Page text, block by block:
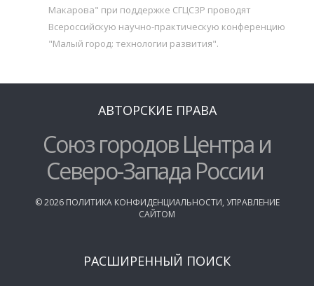
Макарова" при поддержке СГЦСЗР проводят
Всероссийскую научно-практическую конференцию
"Малый город: технологии развития".
АВТОРСКИЕ ПРАВА
Союз городов Центра и
Северо-Запада России
©2026 ПОЛИТИКА КОНФИДЕНЦИАЛЬНОСТИ, УПРАВЛЕНИЕ
САЙТОМ
РАСШИРЕННЫЙ ПОИСК